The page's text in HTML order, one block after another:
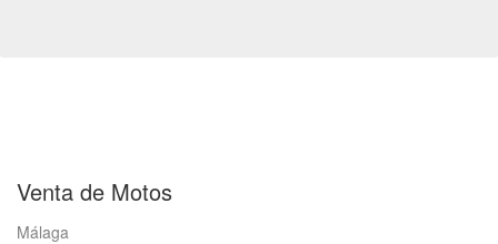
Venta de Motos
Málaga